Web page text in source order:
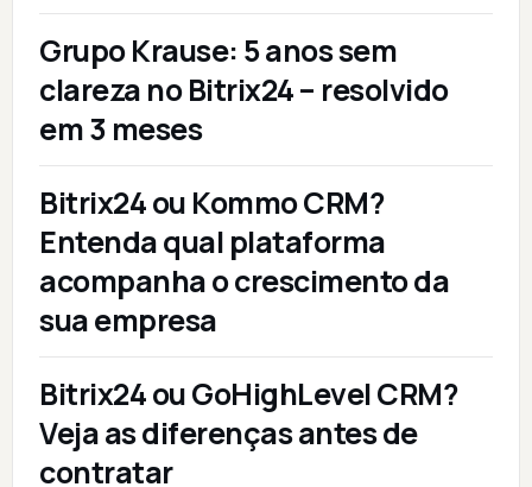
Grupo Krause: 5 anos sem
clareza no Bitrix24 – resolvido
em 3 meses
Bitrix24 ou Kommo CRM?
Entenda qual plataforma
acompanha o crescimento da
sua empresa
Bitrix24 ou GoHighLevel CRM?
Veja as diferenças antes de
contratar